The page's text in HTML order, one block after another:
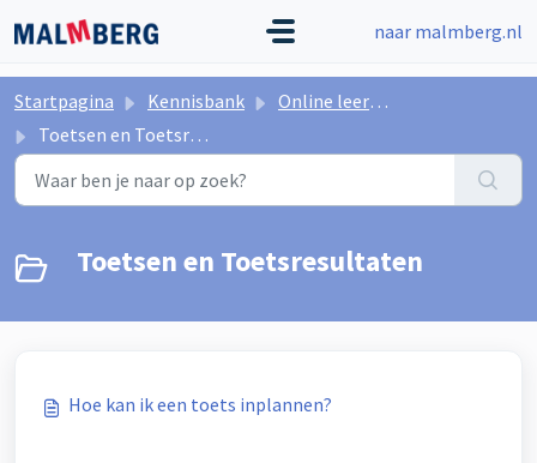
naar malmberg.nl
Startpagina Kennisbank
Online leeromgeving Malmberg
Toetsen en Toetsresultaten
Toetsen en Toetsresultaten
Hoe kan ik een toets inplannen?